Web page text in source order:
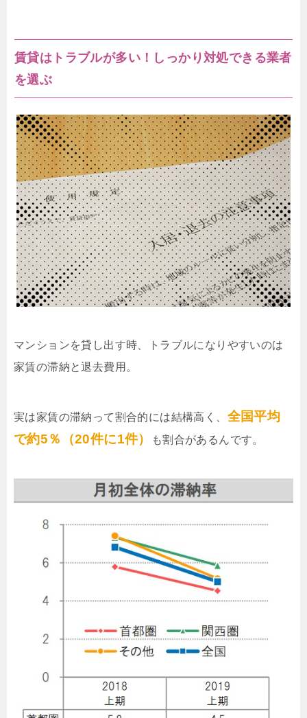
賃貸はトラブルが多い！しっかり対処できる業者
を選ぶ
マンションを貸し出す時、トラブルになりやすいのは
家賃の滞納と退去費用。
実は家賃の滞納って割合的には結構高く、 全国平均
で約5％（20件に1件）
も割合があるんです。